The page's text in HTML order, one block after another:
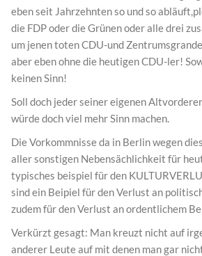
eben seit Jahrzehnten so und so
die FDP oder die Grünen oder alle drei
um jenen toten CDU-und
aber eben ohne die heutigen CDU-ler!
keinen Sinn!
Soll doch jeder seiner eigenen
würde doch viel mehr Sinn machen.
Die Vorkommnisse da in Berlin wegen
aller sonstigen Nebensächlichkeit für
typisches beispiel für den
sind ein Beipiel für den Verlust an
zudem für den Verlust an ordentlichem
Verkürzt gesagt: Man kreuzt nicht auf
anderer Leute auf mit denen man gar